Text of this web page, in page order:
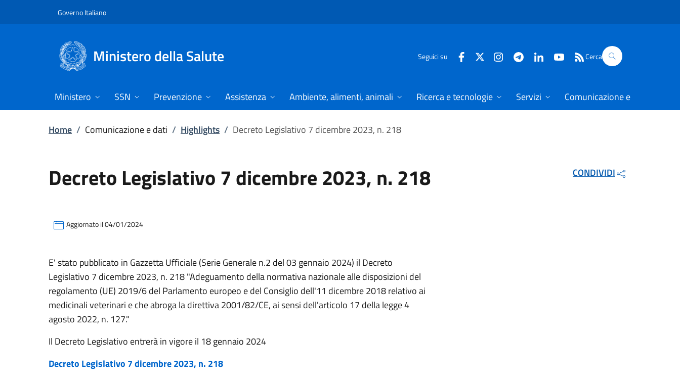
Governo Italiano
Ministero della Salute Seguici su Cerca
Ministero SSN Prevenzione Assistenza Ambiente, alimenti, animali Ricerca e tecnologie Servizi Comunicazione e dati
Home / Comunicazione e dati / Highlights / Decreto Legislativo 7 dicembre 2023, n. 218
Decreto Legislativo 7 dicembre 2023, n. 218 CONDIVIDI
Aggiornato il 04/01/2024
E' stato pubblicato in Gazzetta Ufficiale (Serie Generale n.2 del 03 gennaio 2024) il Decreto
Legislativo 7 dicembre 2023, n. 218 "Adeguamento della normativa nazionale alle disposizioni del
regolamento (UE) 2019/6 del Parlamento europeo e del Consiglio dell'11 dicembre 2018 relativo ai
medicinali veterinari e che abroga la direttiva 2001/82/CE, ai sensi dell'articolo 17 della legge 4
agosto 2022, n. 127."
Il Decreto Legislativo entrerà in vigore il 18 gennaio 2024
Decreto Legislativo 7 dicembre 2023, n. 218